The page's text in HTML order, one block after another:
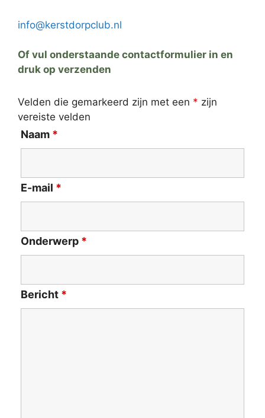
info@kerstdorpclub.nl
Of vul onderstaande contactformulier in en
druk op verzenden
Velden die gemarkeerd zijn met een * zijn
vereiste velden
Naam *
E-mail *
Onderwerp *
Bericht *